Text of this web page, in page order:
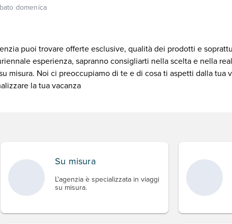
domenica
puoi trovare offerte esclusive, qualità dei prodotti e
esperienza, sapranno consigliarti nella scelta e nella
misura. Noi ci preoccupiamo di te e di cosa ti aspetti dalla tua
la tua vacanza
Su misura
L'agenzia è specializzata in viaggi
su misura.